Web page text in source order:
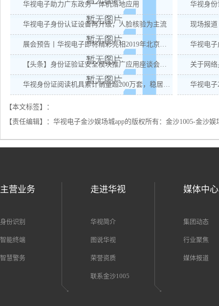
华视电子助力广东政务一体机落地应用
华视电子身份认证设备再升级，人脸核验为主流 现场报
展会预告丨华视电子即将精彩亮相2019年北京警装展
【头条】身份证验证安全模块推广应用座谈会顺利召开！ 关于网
华视身份证阅读机具累计销量超200万套，稳居榜首！
【本文标签】：
【责任编辑】： 华视电子金沙娱场城app的版权所有： 金沙1005-金沙娱
主营业务
身份识别
智能终端
智慧警务
走进华视
华视简介
图说华视
荣誉资质
联系金沙1005
媒体中心
集团动态
行业聚焦
媒体报道